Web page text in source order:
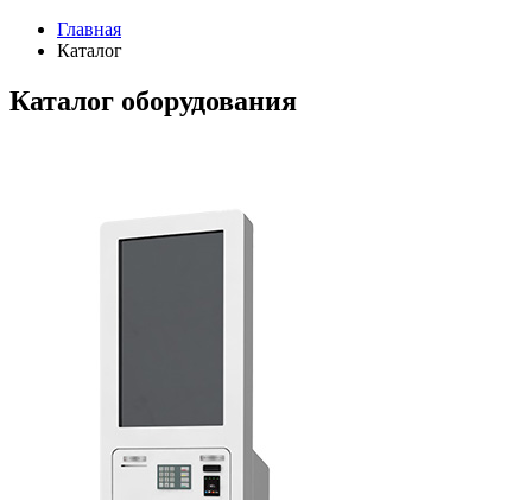
Главная
Каталог
Каталог оборудования